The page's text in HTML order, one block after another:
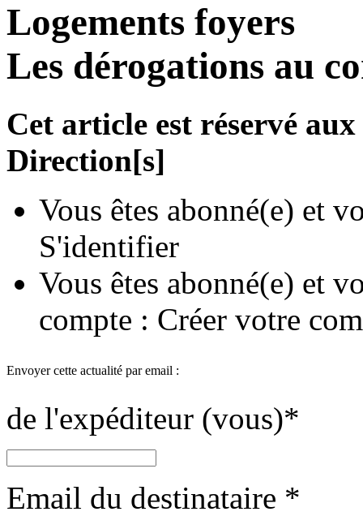
Logements foyers
Les dérogations au
Cet article est réservé
Direction[s]
Vous êtes abonné(e) et
S'identifier
Vous êtes abonné(e) et
compte : Créer votre
Envoyer cette actualité par email :
de l'expéditeur (vous)*
Email du destinataire *